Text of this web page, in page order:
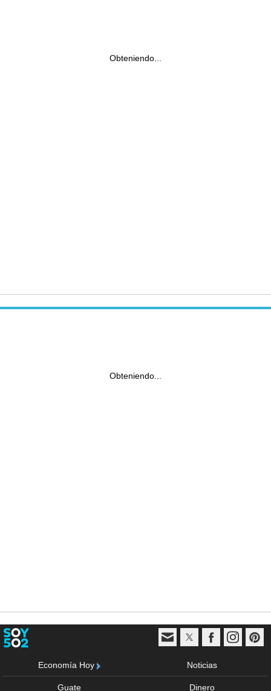
Obteniendo...
Obteniendo...
Economía Hoy Noticias
Guate Dinero